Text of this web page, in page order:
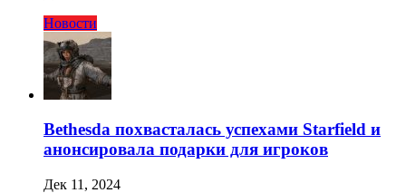
Новости
Bethesda похвасталась успехами Starfield и
анонсировала подарки для игроков
Дек 11, 2024